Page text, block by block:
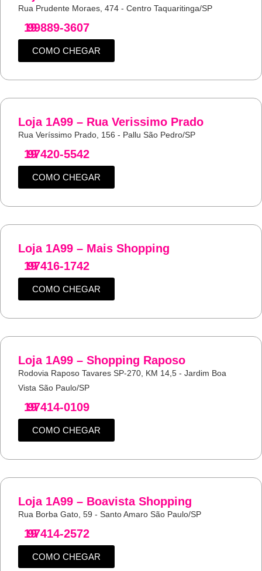
Rua Prudente Moraes, 474 - Centro Taquaritinga/SP
19
99889-3607
COMO CHEGAR
Loja 1A99 – Rua Verissimo Prado
Rua Veríssimo Prado, 156 - Pallu São Pedro/SP
19
97420-5542
COMO CHEGAR
Loja 1A99 – Mais Shopping
19
97416-1742
COMO CHEGAR
Loja 1A99 – Shopping Raposo
Rodovia Raposo Tavares SP-270, KM 14,5 - Jardim Boa
Vista São Paulo/SP
19
97414-0109
COMO CHEGAR
Loja 1A99 – Boavista Shopping
Rua Borba Gato, 59 - Santo Amaro São Paulo/SP
19
97414-2572
COMO CHEGAR